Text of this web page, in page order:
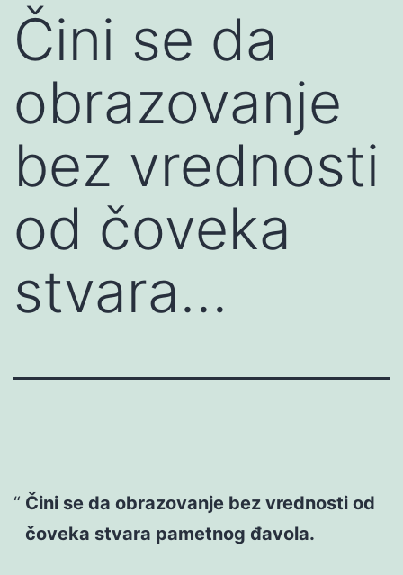
Čini se da
obrazovanje
bez vrednosti
od čoveka
stvara…
Čini se da obrazovanje bez vrednosti od
čoveka stvara pametnog đavola.